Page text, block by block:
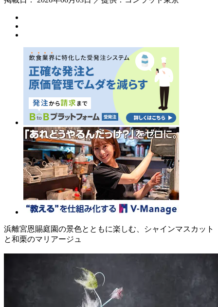
浜離宮恩賜庭園の景色とともに楽しむ、シャインマスカット
と和栗のマリアージュ